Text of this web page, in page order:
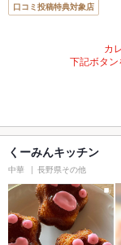
口コミ投稿特典対象店
カ
下記ボタン
くーみんキッチン
中華 長野県その他